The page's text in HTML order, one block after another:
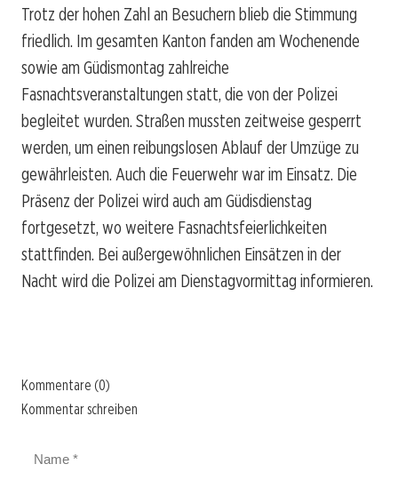
Trotz der hohen Zahl an Besuchern blieb die Stimmung
friedlich. Im gesamten Kanton fanden am Wochenende
sowie am Güdismontag zahlreiche
Fasnachtsveranstaltungen statt, die von der Polizei
begleitet wurden. Straßen mussten zeitweise gesperrt
werden, um einen reibungslosen Ablauf der Umzüge zu
gewährleisten. Auch die Feuerwehr war im Einsatz. Die
Präsenz der Polizei wird auch am Güdisdienstag
fortgesetzt, wo weitere Fasnachtsfeierlichkeiten
stattfinden. Bei außergewöhnlichen Einsätzen in der
Nacht wird die Polizei am Dienstagvormittag informieren.
Kommentare (0)
Kommentar schreiben